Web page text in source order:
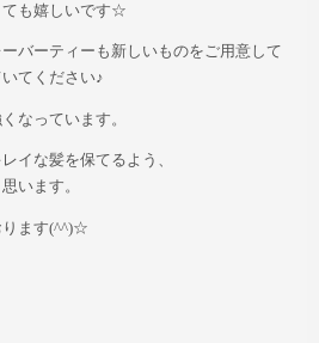
ても嬉しいです☆
バーティーも新しいものをご用意して
てください♪
なっています。
イな髪を保てるよう、
います。
ります(^^)☆